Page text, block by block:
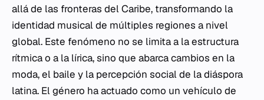
allá de las fronteras del Caribe, transformando la
identidad musical de múltiples regiones a nivel
global. Este fenómeno no se limita a la estructura
rítmica o a la lírica, sino que abarca cambios en la
moda, el baile y la percepción social de la diáspora
latina. El género ha actuado como un vehículo de